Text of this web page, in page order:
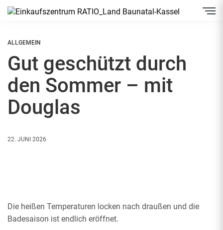
InhaltDirekt
zum
zumALLGEMEIN
Gut geschützt durch
den Sommer – mit
Douglas
22. JUNI 2026
Die heißen Temperaturen locken nach draußen und die
Badesaison ist endlich eröffnet.